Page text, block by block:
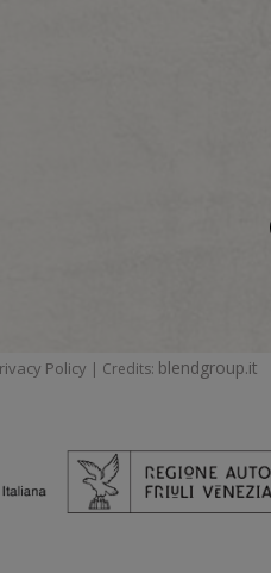
Policy | Credits: blendgroup.it